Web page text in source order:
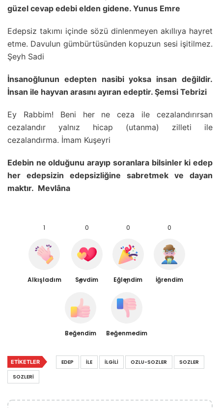
güzel cevap edebi elden gidene. Yunus Emre
Edepsiz takımı içinde sözü dinlenmeyen akıllıya hayret
etme. Davulun gümbürtüsünden kopuzun sesi işitilmez.
Şeyh Sadi
İnsanoğlunun edepten nasibi yoksa insan değildir.
İnsan ile hayvan arasını ayıran edeptir. Şemsi Tebrizi
Ey Rabbim! Beni her ne ceza ile cezalandırırsan
cezalandır yalnız hicap (utanma) zilleti ile
cezalandırma. İmam Kuşeyri
Edebin ne olduğunu arayıp soranlara bilsinler ki edep
her edepsizin edepsizliğine sabretmek ve dayan
maktır. Mevlâna
1
Alkışladım
0
Sevdim
0
Eğlendim
0
İğrendim
0
Beğendim
0
Beğenmedim
ETIKETLER EDEP İLE İLGILI OZLU-SOZLER
SOZLER
SOZLERI